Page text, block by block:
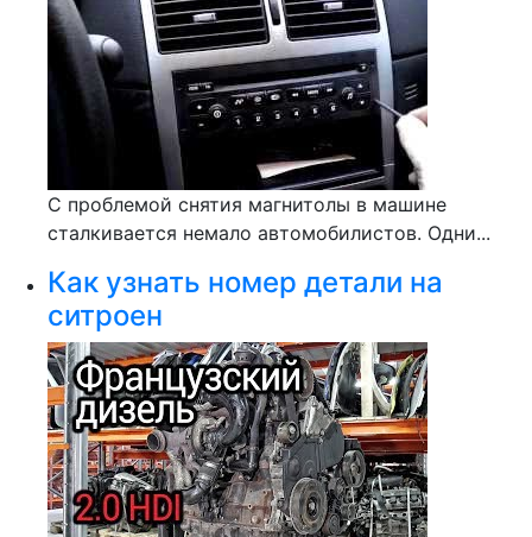
С проблемой снятия магнитолы в машине
сталкивается немало автомобилистов. Одни...
Как узнать номер детали на
ситроен